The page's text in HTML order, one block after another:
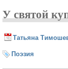
У святой
Татьяна
Поэзия